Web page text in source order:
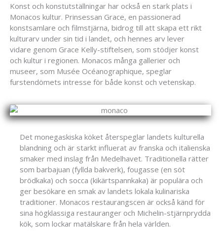
Konst och konstutställningar har också en stark plats i
Monacos kultur. Prinsessan Grace, en passionerad
konstsamlare och filmstjärna, bidrog till att skapa ett rikt
kulturarv under sin tid i landet, och hennes arv lever
vidare genom Grace Kelly-stiftelsen, som stödjer konst
och kultur i regionen. Monacos många gallerier och
museer, som Musée Océanographique, speglar
furstendömets intresse för både konst och vetenskap.
Det monegaskiska köket återspeglar landets kulturella
blandning och är starkt influerat av franska och italienska
smaker med inslag från Medelhavet. Traditionella rätter
som barbajuan (fyllda bakverk), fougasse (en söt
brödkaka) och socca (kikärtspannkaka) är populära och
ger besökare en smak av landets lokala kulinariska
traditioner. Monacos restaurangscen är också känd för
sina högklassiga restauranger och Michelin-stjärnprydda
kök, som lockar matälskare från hela världen.